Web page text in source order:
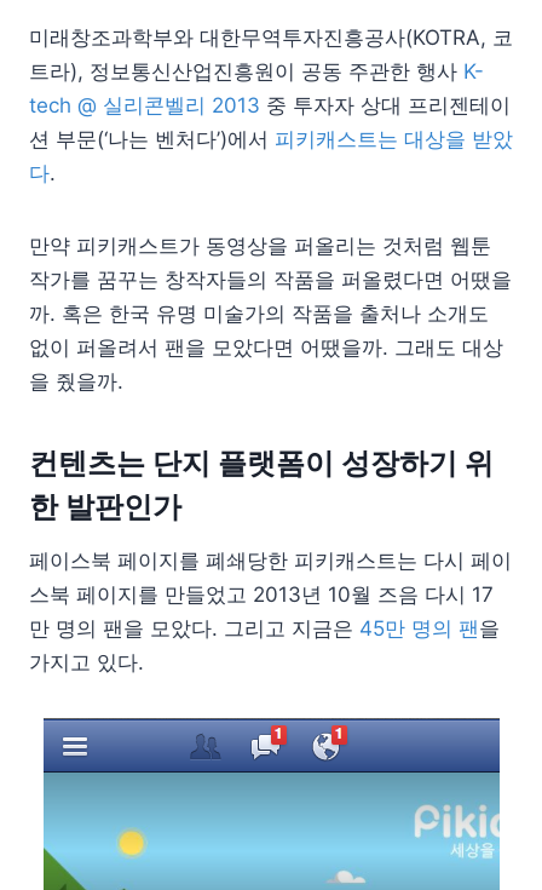
미래창조과학부와 대한무역투자진흥공사(KOTRA, 코
트라), 정보통신산업진흥원이 공동 주관한 행사 K-
tech @ 실리콘벨리 2013 중 투자자 상대 프리젠테이
션 부문(‘나는 벤처다’)에서 피키캐스트는 대상을 받았
다.
만약 피키캐스트가 동영상을 퍼올리는 것처럼 웹툰
작가를 꿈꾸는 창작자들의 작품을 퍼올렸다면 어땠을
까. 혹은 한국 유명 미술가의 작품을 출처나 소개도
없이 퍼올려서 팬을 모았다면 어땠을까. 그래도 대상
을 줬을까.
컨텐츠는 단지 플랫폼이 성장하기 위
한 발판인가
페이스북 페이지를 폐쇄당한 피키캐스트는 다시 페이
스북 페이지를 만들었고 2013년 10월 즈음 다시 17
만 명의 팬을 모았다. 그리고 지금은 45만 명의 팬을
가지고 있다.